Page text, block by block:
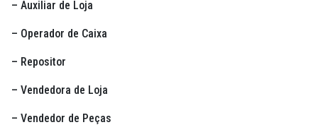
– Auxiliar de Loja
– Operador de Caixa
– Repositor
– Vendedora de Loja
– Vendedor de Peças